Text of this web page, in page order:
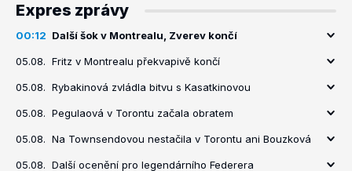
Expres zprávy
00:12 Další šok v Montrealu, Zverev končí
05.08. Fritz v Montrealu překvapivě končí
05.08. Rybakinová zvládla bitvu s Kasatkinovou
05.08. Pegulaová v Torontu začala obratem
05.08. Na Townsendovou nestačila v Torontu ani Bouzková
05.08. Další ocenění pro legendárního Federera